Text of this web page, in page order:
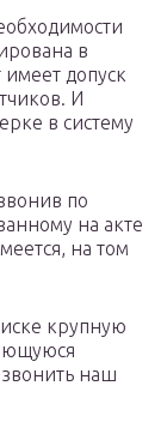
в
допуск
И
в систему
по
на акте
на том
крупную
наш